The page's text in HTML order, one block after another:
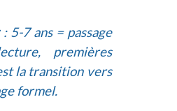
: 5-7 ans = passage
premières
la transition vers
formel.